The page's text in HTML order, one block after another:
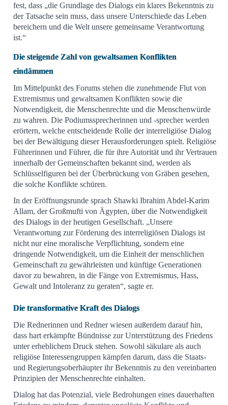
fest, dass „die Grundlage des Dialogs ein klares Bekenntnis zu
der Tatsache sein muss, dass unsere Unterschiede das Leben
bereichern und die Welt unsere gemeinsame Verantwortung
ist.“
Die steigende Zahl von gewaltsamen Konflikten
eindämmen
Im Mittelpunkt des Forums stehen die zunehmende Flut von
Extremismus und gewaltsamen Konflikten sowie die
Notwendigkeit, die Menschenrechte und die Menschenwürde
zu wahren. Die Podiumssprecherinnen und -sprecher werden
erörtern, welche entscheidende Rolle der interreligiöse Dialog
bei der Bewältigung dieser Herausforderungen spielt. Religiöse
Führerinnen und Führer, die für ihre Autorität und ihr Vertrauen
innerhalb der Gemeinschaften bekannt sind, werden als
Schlüsselfiguren bei der Überbrückung von Gräben gesehen,
die solche Konflikte schüren.
In der Eröffnungsrunde sprach Shawki Ibrahim Abdel-Karim
Allam, der Großmufti von Ägypten, über die Notwendigkeit
des Dialogs in der heutigen Gesellschaft. „Unsere
Verantwortung zur Förderung des interreligiösen Dialogs ist
nicht nur eine moralische Verpflichtung, sondern eine
dringende Notwendigkeit, um die Einheit der menschlichen
Gemeinschaft zu gewährleisten und künftige Generationen
davor zu bewahren, in die Fänge von Extremismus, Hass,
Gewalt und Intoleranz zu geraten“, sagte er.
Die transformative Kraft des Dialogs
Die Rednerinnen und Redner wiesen außerdem darauf hin,
dass hart erkämpfte Bündnisse zur Unterstützung des Friedens
unter erheblichem Druck stehen. Sowohl säkulare als auch
religiöse Interessengruppen kämpfen darum, dass die Staats-
und Regierungsoberhäupter ihr Bekenntnis zu den vereinbarten
Prinzipien der Menschenrechte einhalten.
Dialog hat das Potenzial, viele Bedrohungen eines dauerhaften